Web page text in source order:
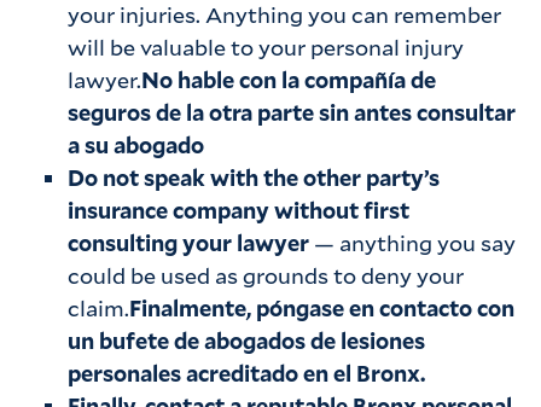
your injuries. Anything you can remember
will be valuable to your personal injury
lawyer.No hable con la compañía de
seguros de la otra parte sin antes consultar
a su abogado
Do not speak with the other party’s
insurance company without first
consulting your lawyer — anything you say
could be used as grounds to deny your
claim.Finalmente, póngase en contacto con
un bufete de abogados de lesiones
personales acreditado en el Bronx.